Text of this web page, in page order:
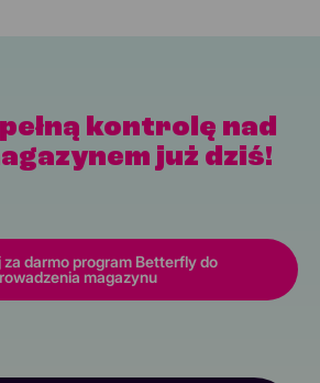
kontrolę nad
już dziś!
za darmo program Betterfly do
magazynu